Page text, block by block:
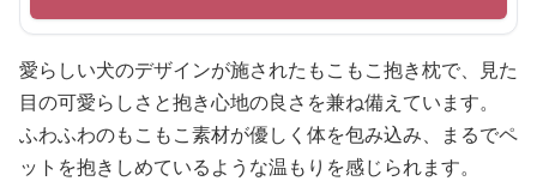
愛らしい犬のデザインが施されたもこもこ抱き枕で、見た
目の可愛らしさと抱き心地の良さを兼ね備えています。
ふわふわのもこもこ素材が優しく体を包み込み、まるでペ
ットを抱きしめているような温もりを感じられます。